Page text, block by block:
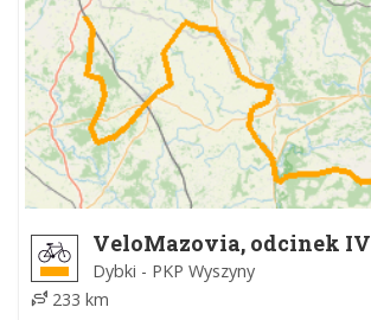
VeloMazovia, odcinek IV
Dybki - PKP Wyszyny
233 km